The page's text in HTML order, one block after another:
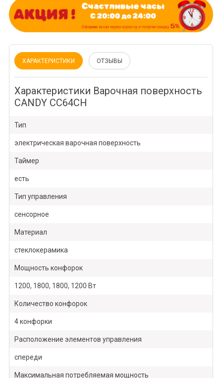
ХАРАКТЕРИСТИКИ ОТЗЫВЫ
Характеристики Варочная поверхность
CANDY CC64CH
Тип
электрическая варочная поверхность
Таймер
есть
Тип управления
сенсорное
Материал
стеклокерамика
Мощность конфорок
1200, 1800, 1800, 1200 Вт
Количество конфорок
4 конфорки
Расположение элементов управления
спереди
Максимальная потребляемая мощность